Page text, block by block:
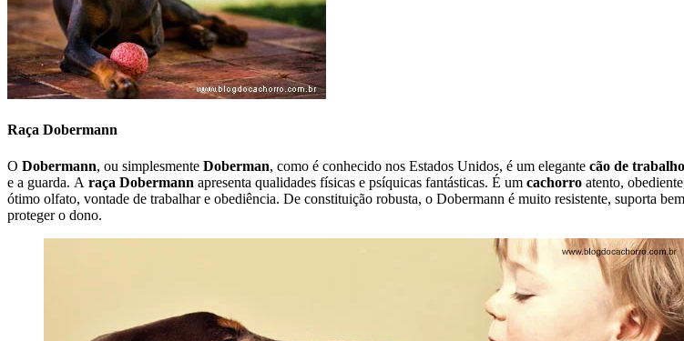
Raça Dobermann
O Dobermann, ou simplesmente Doberman, como é conhecido nos Estados Unidos, é um elegante cão de trabalho
e a guarda. A raça Dobermann apresenta qualidades físicas e psíquicas fantásticas. É um cachorro atento,
ótimo olfato, vontade de trabalhar e obediência. De constituição robusta, o Dobermann é muito resistente, suporta
proteger o dono.